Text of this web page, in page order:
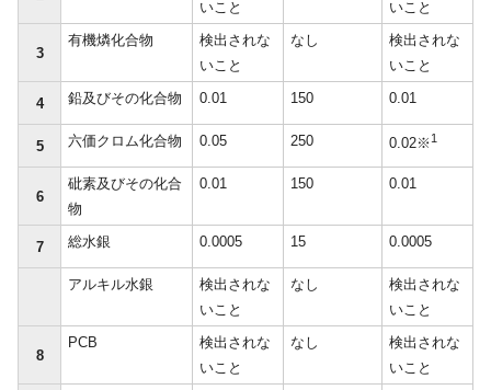
いこと
いこと
3
有機燐化合物
検出されな
いこと
なし
検出されな
いこと
4 鉛及びその化合物 0.01 150 0.01
5 六価クロム化合物 0.05 250 0.02※ 1
6
砒素及びその化合
物
0.01 150 0.01
7 総水銀 0.0005 15 0.0005
アルキル水銀
検出されな
いこと
なし
検出されな
いこと
8
PCB
検出されな
いこと
なし
検出されな
いこと